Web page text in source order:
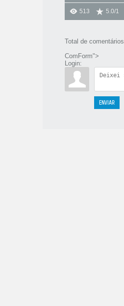
513 5.0/1
Total de comentários
ComForm">
Login:
ENVIAR